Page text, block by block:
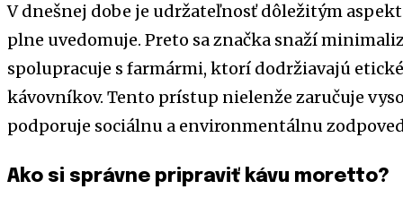
V dnešnej dobe je udržateľnosť dôležitým
plne uvedomuje. Preto sa značka snaží
spolupracuje s farmármi, ktorí dodržiavajú
kávovníkov. Tento prístup nielenže zaručuje
podporuje sociálnu a environmentálnu
Ako si správne pripraviť kávu moretto?